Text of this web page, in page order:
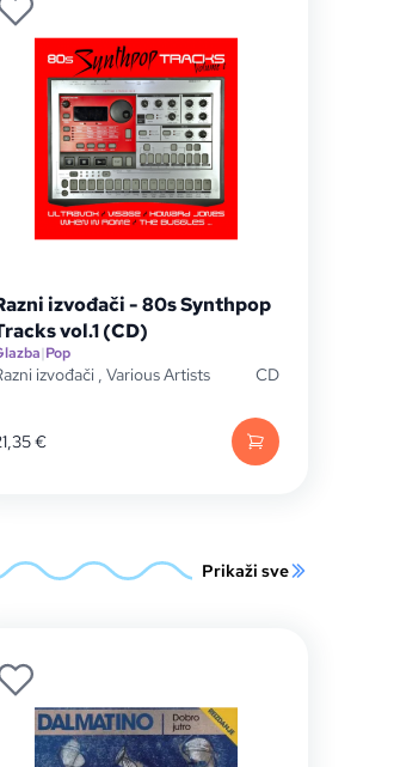
izvođači - 80s Synthpop
vol.1 (CD)
|Pop
izvođači , Various Artists CD
€
Prikaži sve